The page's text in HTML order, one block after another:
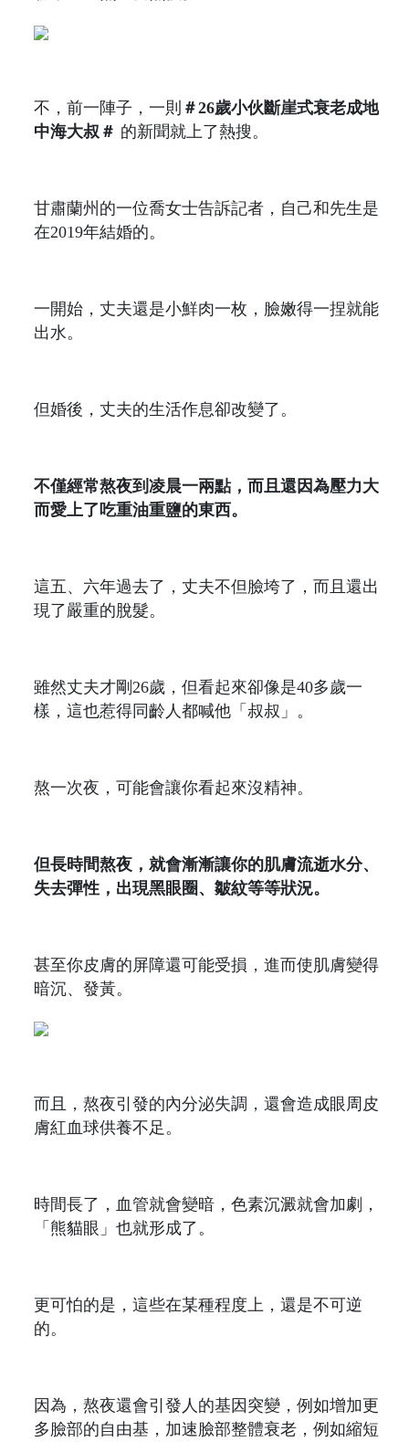
不，前一陣子，一則 ＃26歲小伙斷崖式衰老成地
中海大叔＃ 的新聞就上了熱搜。
甘肅蘭州的一位喬女士告訴記者，自己和先生是
在2019年結婚的。
一開始，丈夫還是小鮮肉一枚，臉嫩得一捏就能
出水。
但婚後，丈夫的生活作息卻改變了。
不僅經常熬夜到凌晨一兩點，而且還因為壓力大
而愛上了吃重油重鹽的東西。
這五、六年過去了，丈夫不但臉垮了，而且還出
現了嚴重的脫髮。
雖然丈夫才剛26歲，但看起來卻像是40多歲一
樣，這也惹得同齡人都喊他「叔叔」。
熬一次夜，可能會讓你看起來沒精神。
但長時間熬夜，就會漸漸讓你的肌膚流逝水分、
失去彈性，出現黑眼圈、皺紋等等狀況。
甚至你皮膚的屏障還可能受損，進而使肌膚變得
暗沉、發黃。
而且，熬夜引發的內分泌失調，還會造成眼周皮
膚紅血球供養不足。
時間長了，血管就會變暗，色素沉澱就會加劇，
「熊貓眼」也就形成了。
更可怕的是，這些在某種程度上，還是不可逆
的。
因為，熬夜還會引發人的基因突變，例如增加更
多臉部的自由基，加速臉部整體衰老，例如縮短